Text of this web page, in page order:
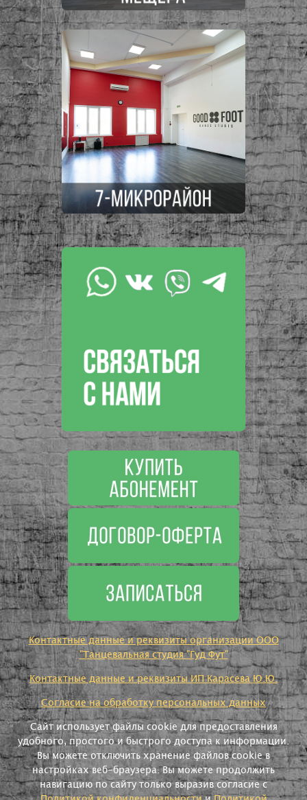
Контактные данные и реквизиты организации ООО
"Танцевальная студия "Гуд Фут"
Контактные данные и реквизиты ИП Карасева Ю.Ю.
Согласие на обработку персональных данных
Сайт использует файлы cookie для предоставления
удобного, простого и быстрого доступа к информации.
Вы можете отключить хранение файлов cookie в
настройках веб-браузера. Вы можете продолжить
навигацию по сайту только выразив согласие с